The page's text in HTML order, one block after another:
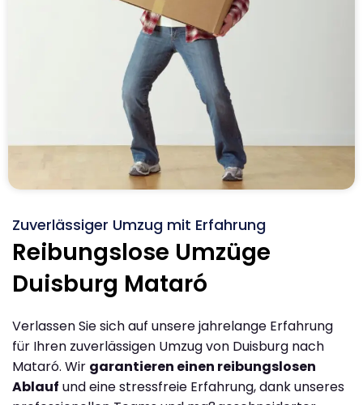
Zuverlässiger Umzug mit Erfahrung
Reibungslose Umzüge
Duisburg Mataró
Verlassen Sie sich auf unsere jahrelange Erfahrung
für Ihren zuverlässigen Umzug von Duisburg nach
Mataró. Wir garantieren einen reibungslosen
Ablauf und eine stressfreie Erfahrung, dank unseres